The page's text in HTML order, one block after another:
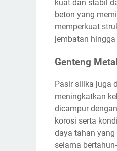
kuat dan stabil
beton yang
memperkuat
jembatan
Genteng Metal
Pasir silika juga
meningkatkan
dicampur
korosi serta
daya tahan
selama